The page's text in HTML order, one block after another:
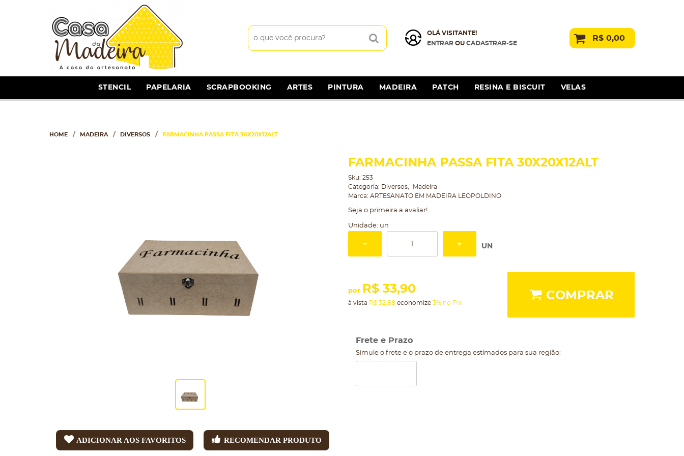
OLÁ VISITANTE!
ENTRAROU CADASTRAR-SE
R$ 0,00
STENCIL PAPELARIA SCRAPBOOKING ARTES PINTURA MADEIRA PATCH RESINA E BISCUIT VELAS
HOME MADEIRA DIVERSOS FARMACINHA PASSA FITA 30X20X12ALT
ADICIONAR AOS FAVORITOS RECOMENDAR PRODUTO
FARMACINHA PASSA FITA 30X20X12ALT
Sku: 253
Categoria: Diversos
Madeira
Marca: ARTESANATO EM MADEIRA LEOPOLDINO
Seja o primeira a avaliar!
Unidade: un
UN
por R$ 33,90
à vista R$ 32,88 economize 3% no Pix
COMPRAR
Frete e Prazo
Simule o frete e o prazo de entrega estimados para sua região: